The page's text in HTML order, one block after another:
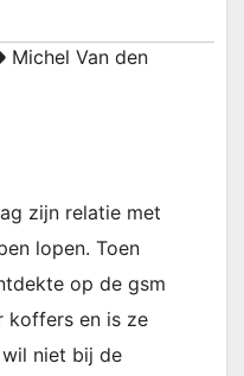
Michel Van den
zijn relatie met
lopen. Toen
op de gsm
koffers en is ze
niet bij de